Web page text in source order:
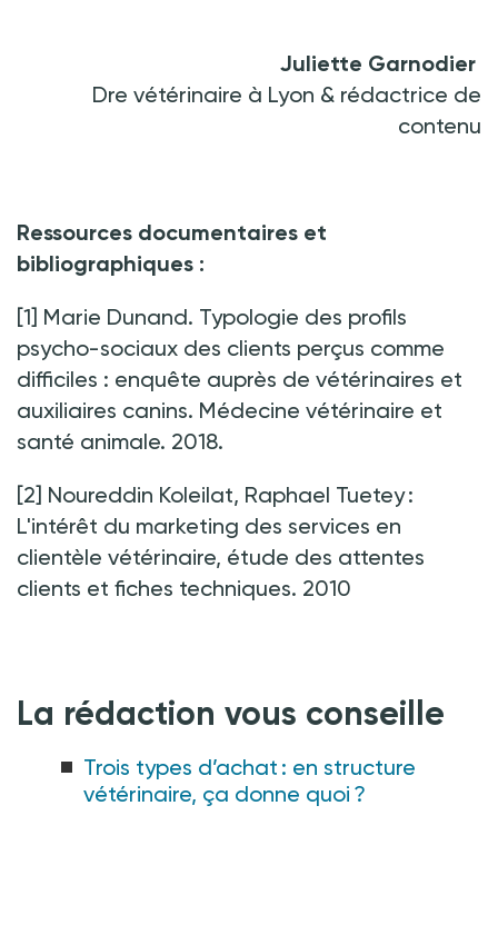
Juliette Garnodier
Dre vétérinaire à Lyon & rédactrice de
contenu
Ressources documentaires et
bibliographiques :
[1] Marie Dunand. Typologie des profils
psycho-sociaux des clients perçus comme
difficiles : enquête auprès de vétérinaires et
auxiliaires canins. Médecine vétérinaire et
santé animale. 2018.
[2] Noureddin Koleilat, Raphael Tuetey :
L'intérêt du marketing des services en
clientèle vétérinaire, étude des attentes
clients et fiches techniques. 2010
La rédaction vous conseille
Trois types d’achat : en structure
vétérinaire, ça donne quoi ?